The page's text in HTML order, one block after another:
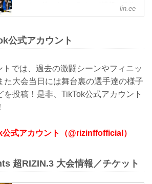
せ、その他はタイムラインで情報を発信
しているぞ！是非、LINE公式アカウント
lin.ee
公式アカウント
トでは、過去の激闘シーンやフィニッ
た大会当日には舞台裏の選手達の様子
投稿！是非、TikTok公式アカウント
式アカウント（@rizinffofficial）
超RIZIN.3 大会情報／チケット